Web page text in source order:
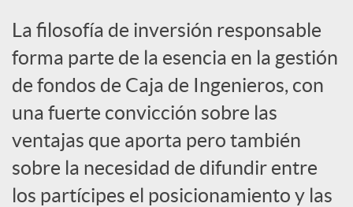
i
c
a
d
La filosofía de inversión responsable
forma parte de la esencia en la gestión
de fondos de Caja de Ingenieros, con
una fuerte convicción sobre las
ventajas que aporta pero también
sobre la necesidad de difundir entre
los partícipes el posicionamiento y las